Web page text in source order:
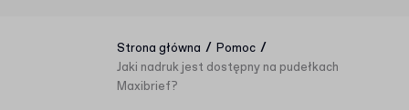
Strona główna / Pomoc /
Jaki nadruk jest dostępny na pudełkach
Maxibrief?